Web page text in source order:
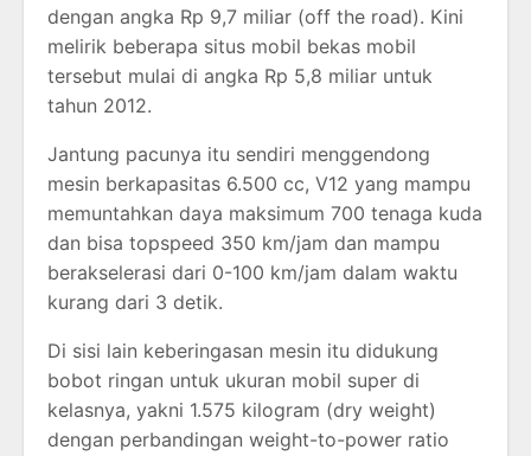
dengan angka Rp 9,7 miliar (off the road). Kini
melirik beberapa situs mobil bekas mobil
tersebut mulai di angka Rp 5,8 miliar untuk
tahun 2012.
Jantung pacunya itu sendiri menggendong
mesin berkapasitas 6.500 cc, V12 yang mampu
memuntahkan daya maksimum 700 tenaga kuda
dan bisa topspeed 350 km/jam dan mampu
berakselerasi dari 0-100 km/jam dalam waktu
kurang dari 3 detik.
Di sisi lain keberingasan mesin itu didukung
bobot ringan untuk ukuran mobil super di
kelasnya, yakni 1.575 kilogram (dry weight)
dengan perbandingan weight-to-power ratio